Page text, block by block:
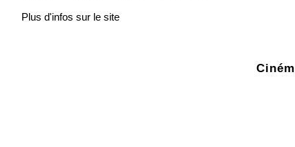
Plus d'infos sur le site